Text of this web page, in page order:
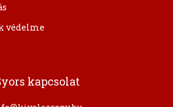
védelme
kapcsolat